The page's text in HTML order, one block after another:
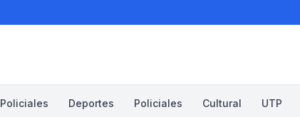
Policiales Deportes Policiales Cultural UTP